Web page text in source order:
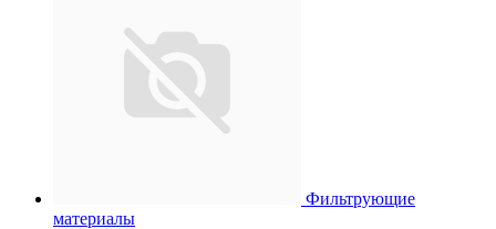
Фильтрующие
материалы